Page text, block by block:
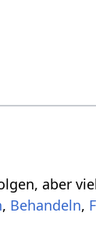
Einige Begriffe,
, ,